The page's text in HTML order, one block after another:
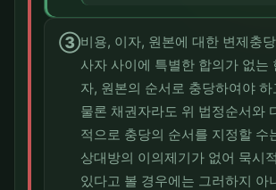
③비용, 이자, 원본에 대한 변제충
사자 사이에 특별한 합의가 없는
자, 원본의 순서로 충당하여야
물론 채권자라도 위 법정순서와
적으로 충당의 순서를 지정할 수
상대방의 이의제기가 없어 묵시
있다고 볼 경우에는 그러하지 아